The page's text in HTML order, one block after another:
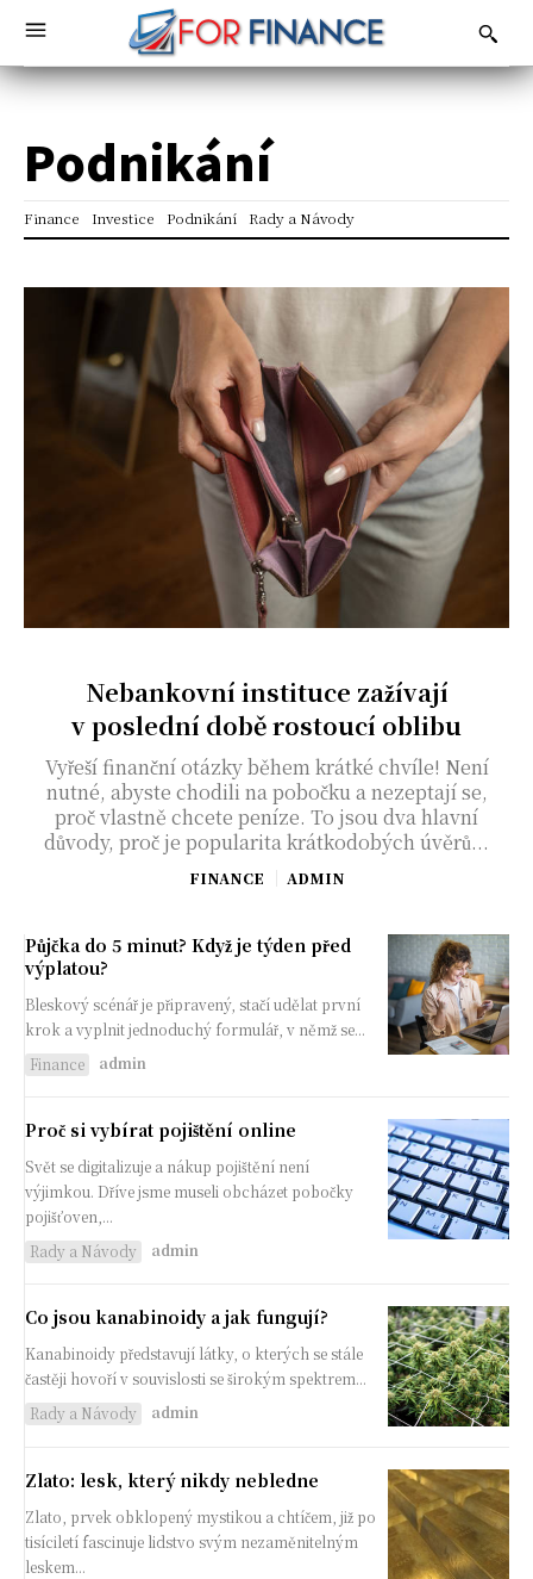
Podnikání
Finance Investice Podnikání Rady a Návody
Nebankovní instituce zažívají
v poslední době rostoucí oblibu
Vyřeší finanční otázky během krátké chvíle! Není
nutné, abyste chodili na pobočku a nezeptají se,
proč vlastně chcete peníze. To jsou dva hlavní
důvody, proč je popularita krátkodobých úvěrů...
FINANCE ADMIN
Půjčka do 5 minut? Když je týden před
výplatou?
Bleskový scénář je připravený, stačí udělat první
krok a vyplnit jednoduchý formulář, v němž se...
Finance
admin
Proč si vybírat pojištění online
Svět se digitalizuje a nákup pojištění není
výjimkou. Dříve jsme museli obcházet pobočky
pojišťoven,...
Rady a Návody
admin
Co jsou kanabinoidy a jak fungují?
Kanabinoidy představují látky, o kterých se stále
častěji hovoří v souvislosti se širokým spektrem...
Rady a Návody
admin
Zlato: lesk, který nikdy nebledne
Zlato, prvek obklopený mystikou a chtíčem, již po
tisíciletí fascinuje lidstvo svým nezaměnitelným
leskem...